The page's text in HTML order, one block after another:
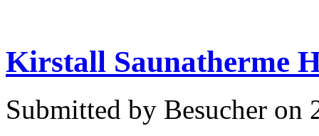
Kirstall Saunatherme
Submitted by Besucher on